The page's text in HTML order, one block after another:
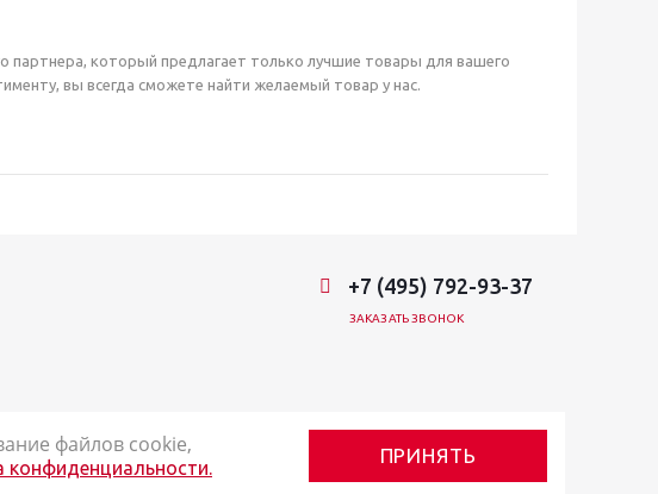
который предлагает только лучшие товары для вашего
вы всегда сможете найти желаемый товар у нас.
+7 (495) 792-93-37
ЗАКАЗАТЬ ЗВОНОК
файлов cookie,
конфиденциальности.
ПРИНЯТЬ